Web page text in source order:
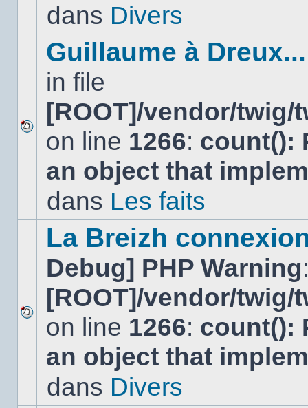
dansdans Divers
Aucun
nouveau
message
non-
dans
Guillaume à Dreux...
in file
[ROOT]/vendor/
on line 1266: count():
an object that
dans Les faits
Aucun
nouveau
message
non-
dans
La Breizh
Debug] PHP Warning
[ROOT]/vendor/
on line 1266: count():
an object that
dans Divers